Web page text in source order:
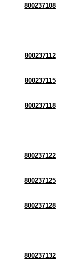
800237108
800237112
800237115
800237118
800237122
800237125
800237128
800237132